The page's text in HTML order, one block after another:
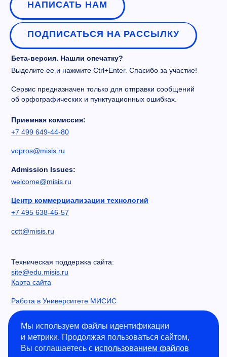
НАПИСАТЬ НАМ
ПОДПИСАТЬСЯ НА РАССЫЛКУ
Бета-версия. Нашли опечатку?
Выделите ее и нажмите Ctrl+Enter. Спасибо за участие!
Сервис предназначен только для отправки сообщений
об орфографических и пунктуационных ошибках.
Приемная комиссия:
+7 499 649-44-80
vopros@misis.ru
Admission Issues:
welcome@misis.ru
Центр коммерциализации технологий
+7 495 638-46-57
cctt@misis.ru
Техническая поддержка сайта:
site@edu.misis.ru
Карта сайта
Работа в Университете МИСИС
Сведения об образовательной организации
Информация о закупках
Противодействие коррупции
Мы используем файлы идентификации
и метрики. Продолжая пользоваться сайтом,
Вы соглашаетесь с использованием файлов